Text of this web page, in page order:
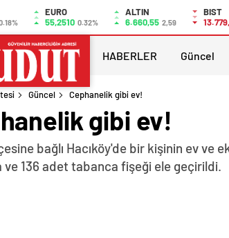
EURO
55,2510 0.32%
ALTIN
6.660,55 2,59
BIST
HABERLER Güncel
Güncel Cephanelik gibi ev!
gibi ev!
bağlı Hacıköy'de bir kişinin ev
136 adet tabanca fişeği ele geçirildi.